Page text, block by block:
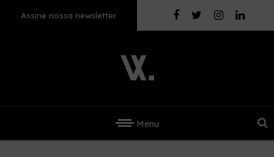
Assine nossa newsletter
Menu